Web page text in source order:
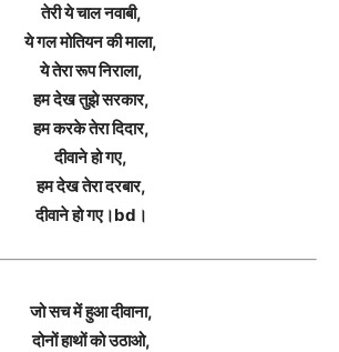
तेरी ये चाल नवाबी,
ये गल मोतियन की माला,
ये तेरा रूप निराला,
हम देख तुझे सरकार,
हम करके तेरा दिदार,
दीवाने हो गए,
हम देख तेरा दरबार,
दीवाने हो गए।bd।
जो सच में हुआ दीवाना,
दोनों हाथों को उठाओ,